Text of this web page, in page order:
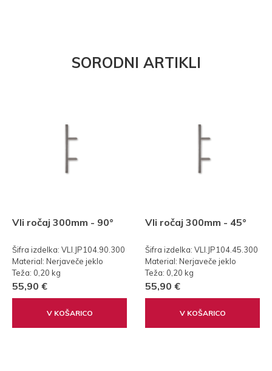
SORODNI ARTIKLI
Vli ročaj 300mm - 90°
Šifra izdelka: VLI.JP104.90.300
Material: Nerjaveče jeklo
Teža: 0,20 kg
55,90 €
V KOŠARICO
Vli ročaj 300mm - 45°
Šifra izdelka: VLI.JP104.45.300
Material: Nerjaveče jeklo
Teža: 0,20 kg
55,90 €
V KOŠARICO